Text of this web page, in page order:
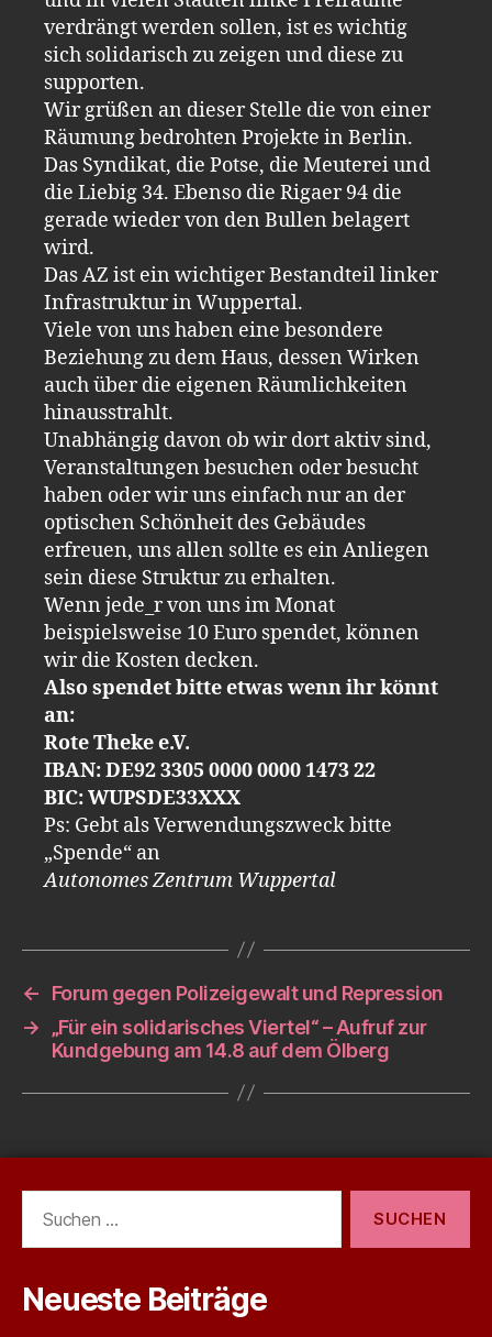
verdrängt werden sollen, ist es wichtig
sich solidarisch zu zeigen und diese zu
supporten.
Wir grüßen an dieser Stelle die von einer
Räumung bedrohten Projekte in Berlin.
Das Syndikat, die Potse, die Meuterei und
die Liebig 34. Ebenso die Rigaer 94 die
gerade wieder von den Bullen belagert
wird.
Das AZ ist ein wichtiger Bestandteil linker
Infrastruktur in Wuppertal.
Viele von uns haben eine besondere
Beziehung zu dem Haus, dessen Wirken
auch über die eigenen Räumlichkeiten
hinausstrahlt.
Unabhängig davon ob wir dort aktiv sind,
Veranstaltungen besuchen oder besucht
haben oder wir uns einfach nur an der
optischen Schönheit des Gebäudes
erfreuen, uns allen sollte es ein Anliegen
sein diese Struktur zu erhalten.
Wenn jede_r von uns im Monat
beispielsweise 10 Euro spendet, können
wir die Kosten decken.
Also spendet bitte etwas wenn ihr könnt
an:
Rote Theke e.V.
IBAN: DE92 3305 0000 0000 1473 22
BIC: WUPSDE33XXX
Ps: Gebt als Verwendungszweck bitte
„Spende“ an
Autonomes Zentrum Wuppertal
←
Forum gegen Polizeigewalt und Repression
→
„Für ein solidarisches Viertel“ – Aufruf zur
Kundgebung am 14.8 auf dem Ölberg
nach:
Neueste Beiträge